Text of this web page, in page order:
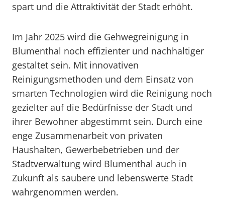
spart und die Attraktivität der Stadt erhöht.
Im Jahr 2025 wird die Gehwegreinigung in
Blumenthal noch effizienter und nachhaltiger
gestaltet sein. Mit innovativen
Reinigungsmethoden und dem Einsatz von
smarten Technologien wird die Reinigung noch
gezielter auf die Bedürfnisse der Stadt und
ihrer Bewohner abgestimmt sein. Durch eine
enge Zusammenarbeit von privaten
Haushalten, Gewerbebetrieben und der
Stadtverwaltung wird Blumenthal auch in
Zukunft als saubere und lebenswerte Stadt
wahrgenommen werden.